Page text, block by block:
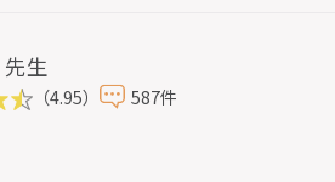
先生
（4.95） 587件